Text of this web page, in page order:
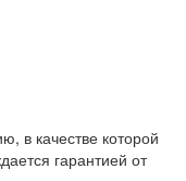
в качестве которой
гарантией от